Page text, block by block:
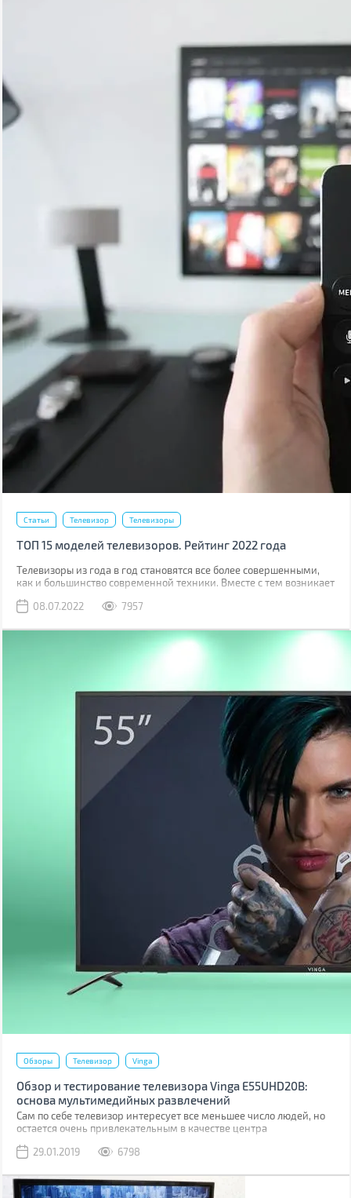
Статьи Телевизор Телевизоры
ТОП 15 моделей телевизоров. Рейтинг 2022 года
Телевизоры из года в год становятся все более совершенными,
как и большинство современной техники. Вместе с тем возникает
08.07.2022
7957
Обзоры Телевизор Vinga
Обзор и тестирование телевизора Vinga E55UHD20B:
основа мультимедийных развлечений
Сам по себе телевизор интересует все меньшее число людей, но
остается очень привлекательным в качестве центра
модели с большой диагональю и поддержкой Smart TV. В таком
29.01.2019 6798